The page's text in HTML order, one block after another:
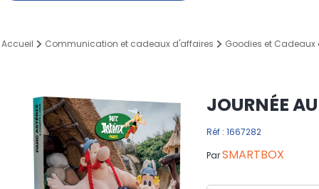
Accueil Communication et cadeaux d'affaires Goodies et Cadeaux
JOURNÉE
Réf : 1667282
ParSMARTBOX